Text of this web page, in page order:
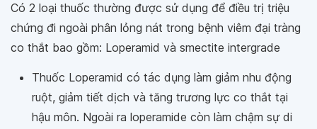
Có 2 loại thuốc thường được sử dụng để điều trị triệu
chứng đi ngoài phân lỏng nát trong bệnh viêm đại tràng
co thắt bao gồm: Loperamid và smectite intergrade
Thuốc Loperamid có tác dụng làm giảm nhu động
ruột, giảm tiết dịch và tăng trương lực co thắt tại
hậu môn. Ngoài ra loperamide còn làm chậm sự di